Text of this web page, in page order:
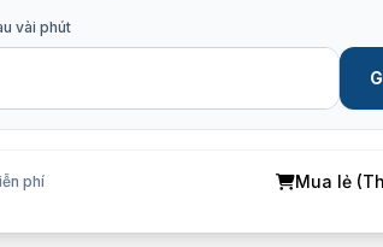
vài phút
phí Mua lẻ